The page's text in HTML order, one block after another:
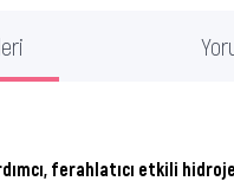
ferahlatıcı etkili